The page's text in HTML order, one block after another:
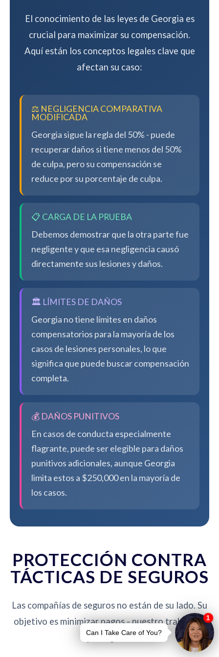
El conocimiento de las leyes de Georgia es
crucial para maximizar su compensación.
Aquí están los conceptos legales clave que
afectan su caso:
⚖️ NEGLIGENCIA COMPARATIVA
MODIFICADA
Georgia sigue la regla del 50% - puede
recuperar daños si tiene menos del 50%
de culpa, pero su compensación se
reduce por su porcentaje de culpa.
📋 CARGA DE LA PRUEBA
Debemos demostrar que la otra parte fue
negligente y que esa negligencia causó
directamente sus lesiones y daños.
🏛️ LÍMITES DE DAÑOS
Georgia no tiene límites en daños
compensatorios para la mayoría de los
casos de lesiones personales, lo que
significa que puede buscar compensación
completa.
💰 DAÑOS PUNITIVOS
En casos de conducta especialmente
flagrante, puede ser elegible para daños
punitivos adicionales, aunque Georgia
limita estos a $250,000 en la mayoría de
los casos.
PROTECCIÓN CONTRA
TÁCTICAS DE SEGUROS
Las compañías de seguros no están de su lado. Su
objetivo es minimizar pagos - nuestro trabajo es
protegerlo.